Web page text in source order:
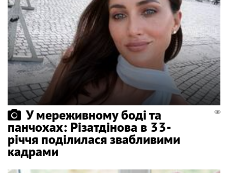
У мереживному боді та
панчохах: Різатдінова в 33-
річчя поділилася звабливими
кадрами